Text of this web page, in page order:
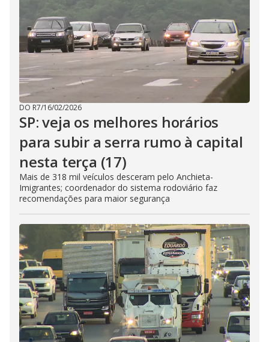
DO R7/16/02/2026
SP: veja os melhores horários
para subir a serra rumo à capital
nesta terça (17)
Mais de 318 mil veículos desceram pelo Anchieta-
Imigrantes; coordenador do sistema rodoviário faz
recomendações para maior segurança